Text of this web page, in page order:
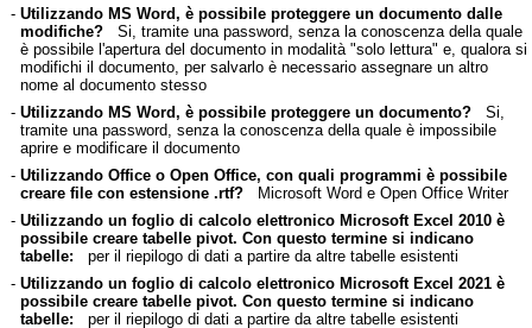
- Utilizzando MS Word, è possibile proteggere un documento dalle
modifiche?Si, tramite una password, senza la conoscenza della quale
è possibile l'apertura del documento in modalità "solo lettura" e, qualora si
modifichi il documento, per salvarlo è necessario assegnare un altro
nome al documento stesso
- Utilizzando MS Word, è possibile proteggere un documento?Si,
tramite una password, senza la conoscenza della quale è impossibile
aprire e modificare il documento
- Utilizzando Office o Open Office, con quali programmi è possibile
creare file con estensione .rtf?Microsoft Word e Open Office Writer
- Utilizzando un foglio di calcolo elettronico Microsoft Excel 2010 è
possibile creare tabelle pivot. Con questo termine si indicano
tabelle: per il riepilogo di dati a partire da altre tabelle esistenti
- Utilizzando un foglio di calcolo elettronico Microsoft Excel 2021 è
possibile creare tabelle pivot. Con questo termine si indicano
tabelle: per il riepilogo di dati a partire da altre tabelle esistenti